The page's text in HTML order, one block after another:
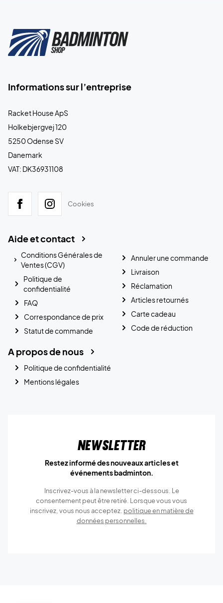
Informations sur l’entreprise
Racket House ApS
Holkebjergvej 120
5250 Odense SV
Danemark
VAT: DK36931108
Cookies
Aide et contact
Conditions Générales de
Ventes (CGV)
Politique de
confidentialité
FAQ
Correspondance de prix
Statut de commande
Annuler une commande
Livraison
Réclamation
Articles retournés
Carte cadeau
Code de réduction
A propos de nous
Politique de confidentialité
Mentions légales
Newsletter
Restez informé des nouveaux articles et
événements badminton.
Inscrivez-vous à la newsletter ci-dessous. Le
consentement peut être retiré. Lorsque vous vous
inscrivez, vous nous acceptez. politique en matière de
données personnelles.